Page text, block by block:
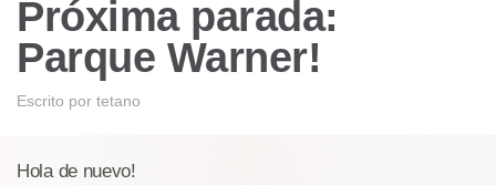
Próxima parada:
Parque Warner!
Escrito por tetano
Hola de nuevo!